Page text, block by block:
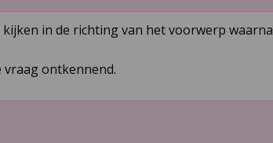
in de richting van het voorwerp
ontkennend.